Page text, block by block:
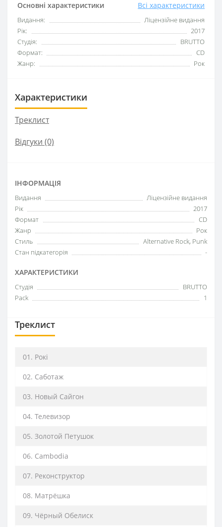
Основні характеристики Всі характеристики
Видання:
Ліцензійне видання
Рік:
2017
Студія:
BRUTTO
Формат:
CD
Жанр:
Рок
Характеристики
Треклист
Відгуки (0)
ІНФОРМАЦІЯ
Видання
Ліцензійне видання
Рік
2017
Формат
CD
Жанр
Рок
Стиль
Alternative Rock, Punk
Стан підкатегорія
-
ХАРАКТЕРИСТИКИ
Студія
BRUTTO
Pack
1
Треклист
01. Рокі
02. Саботаж
03. Новый Сайгон
04. Телевизор
05. Золотой Петушок
06. Cambodia
07. Реконструктор
08. Матрёшка
09. Чёрный Обелиск